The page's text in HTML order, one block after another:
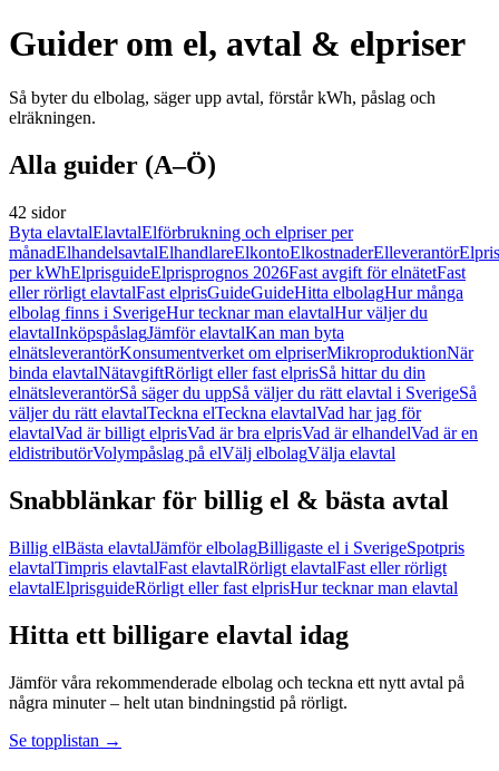
Guider om el, avtal & elpriser
Så byter du elbolag, säger upp avtal, förstår kWh, påslag och
elräkningen.
Alla guider (A–Ö)
42 sidor
Byta elavtalElavtalElförbrukning och elpriser per
månadElhandelsavtalElhandlareElkontoElkostnaderElleverantör
per kWhElprisguideElprisprognos 2026Fast avgift för elnätetFast
eller rörligt elavtalFast elprisGuideGuideHitta elbolagHur många
elbolag finns i SverigeHur tecknar man elavtalHur väljer du
elavtalInköpspåslagJämför elavtalKan man byta
elnätsleverantörKonsumentverket om elpriserMikroproduktionNär
binda elavtalNätavgiftRörligt eller fast elprisSå hittar du din
elnätsleverantörSå säger du uppSå väljer du rätt elavtal i SverigeSå
väljer du rätt elavtalTeckna elTeckna elavtalVad har jag för
elavtalVad är billigt elprisVad är bra elprisVad är elhandelVad är en
eldistributörVolympåslag på elVälj elbolagVälja elavtal
Snabblänkar för billig el & bästa avtal
Billig elBästa elavtalJämför elbolagBilligaste el i SverigeSpotpris
elavtalTimpris elavtalFast elavtalRörligt elavtalFast eller rörligt
elavtalElprisguideRörligt eller fast elprisHur tecknar man elavtal
Hitta ett billigare elavtal idag
Jämför våra rekommenderade elbolag och teckna ett nytt avtal på
några minuter – helt utan bindningstid på rörligt.
Se topplistan →